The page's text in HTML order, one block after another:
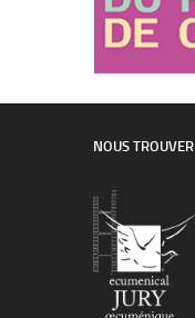
NOUS TROUVER